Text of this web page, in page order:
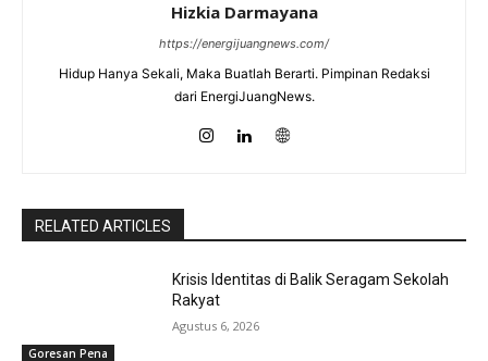
Hizkia Darmayana
https://energijuangnews.com/
Hidup Hanya Sekali, Maka Buatlah Berarti. Pimpinan Redaksi
dari EnergiJuangNews.
RELATED ARTICLES
Goresan Pena
Krisis Identitas di Balik Seragam Sekolah
Rakyat
Agustus 6, 2026